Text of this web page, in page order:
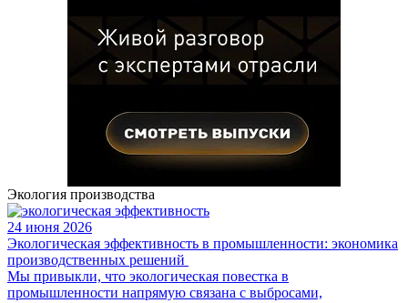
Экология производства
24 июня 2026
Экологическая эффективность в промышленности: экономика
производственных решений
Мы привыкли, что экологическая повестка в
промышленности напрямую связана с выбросами,